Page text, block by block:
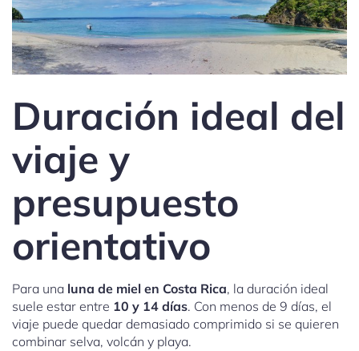
Duración ideal del
viaje y
presupuesto
orientativo
Para una luna de miel en Costa Rica, la duración ideal
suele estar entre 10 y 14 días. Con menos de 9 días, el
viaje puede quedar demasiado comprimido si se quieren
combinar selva, volcán y playa.